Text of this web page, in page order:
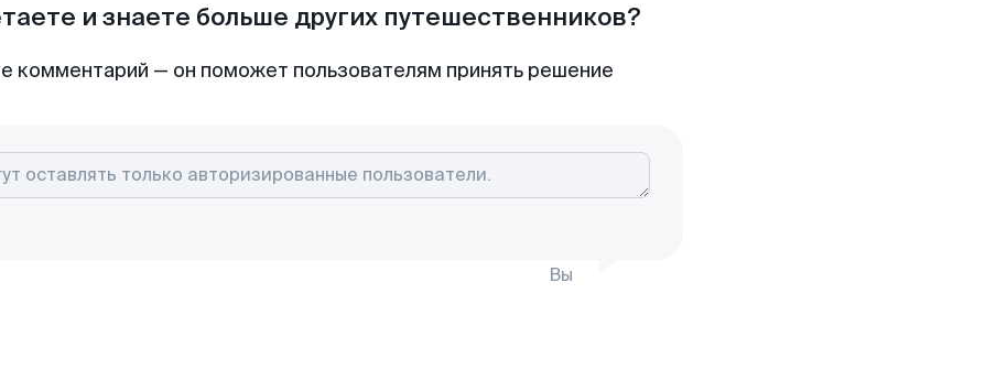
и знаете больше других путешественников?
комментарий — он поможет пользователям принять решение
Вы